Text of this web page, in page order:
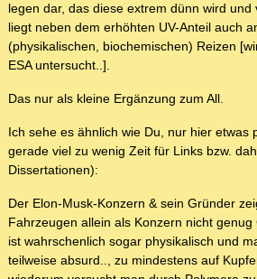
legen dar, das diese extrem dünn wird
liegt neben dem erhöhten UV-Anteil auch
(physikalischen, biochemischen) Reizen
ESA untersucht..].
Das nur als kleine Ergänzung zum All.
Ich sehe es ähnlich wie Du, nur hier etwas
gerade viel zu wenig Zeit für Links bzw.
Dissertationen):
Der Elon-Musk-Konzern & sein Gründer
Fahrzeugen allein als Konzern nicht
ist wahrschenlich sogar physikalisch und
teilweise absurd.., zu mindestens auf